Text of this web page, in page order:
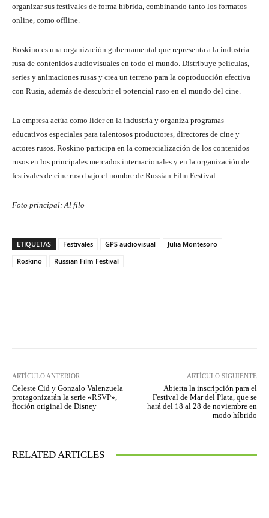
organizar sus festivales de forma híbrida, combinando tanto los formatos
online, como offline.
Roskino es una organización gubernamental que representa a la industria
rusa de contenidos audiovisuales en todo el mundo. Distribuye películas,
series y animaciones rusas y crea un terreno para la coproducción efectiva
con Rusia, además de descubrir el potencial ruso en el mundo del cine.
La empresa actúa como líder en la industria y organiza programas
educativos especiales para talentosos productores, directores de cine y
actores rusos. Roskino participa en la comercialización de los contenidos
rusos en los principales mercados internacionales y en la organización de
festivales de cine ruso bajo el nombre de Russian Film Festival.
Foto principal: Al filo
ETIQUETAS Festivales GPS audiovisual
Julia Montesoro
Roskino
Russian Film Festival
ARTÍCULO ANTERIOR
Celeste Cid y Gonzalo Valenzuela
protagonizarán la serie «RSVP»,
ficción original de Disney
ARTÍCULO SIGUIENTE
Abierta la inscripción para el
Festival de Mar del Plata, que se
hará del 18 al 28 de noviembre en
modo híbrido
RELATED ARTICLES